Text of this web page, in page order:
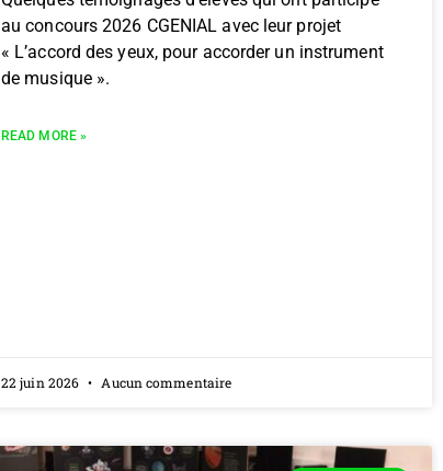
au concours 2026 CGENIAL avec leur projet
« L’accord des yeux, pour accorder un instrument
de musique ».
READ MORE »
22 juin 2026 Aucun commentaire